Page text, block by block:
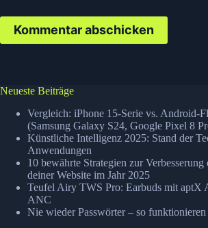
Kommentar abschicken
Neueste Beiträge
Vergleich: iPhone 15-Serie vs. Android-
(Samsung Galaxy S24, Google Pixel 8
Künstliche Intelligenz 2025: Stand der
Anwendungen
10 bewährte Strategien zur Verbesserung
deiner Website im Jahr 2025
Teufel Airy TWS Pro: Earbuds mit aptX
ANC
Nie wieder Passwörter – so